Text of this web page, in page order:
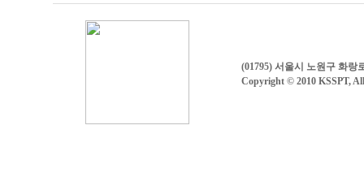
(01795) 서울시 노원구 화
Copyright © 2010 KSSPT,